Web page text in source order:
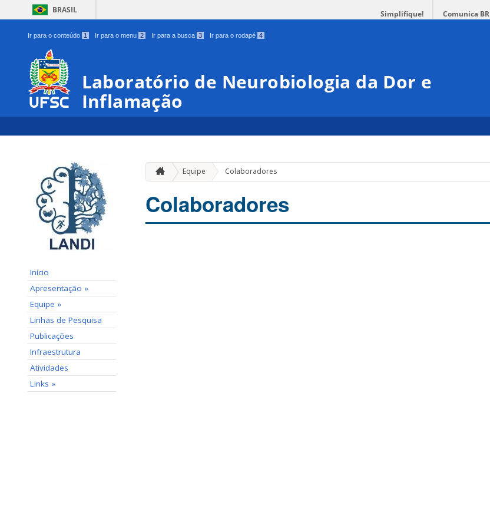
BRASIL Simplifique! Comunica BR
Ir para o conteúdo 1 Ir para o menu 2 Ir para a busca 3 Ir para o rodapé 4
Laboratório de Neurobiologia da Dor e
Inflamação
Início
Apresentação »
Equipe »
Linhas de Pesquisa
Publicações
Infraestrutura
Atividades
Links »
Equipe Colaboradores
Colaboradores